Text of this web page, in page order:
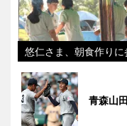
悠仁さま、朝食作りに
青森山